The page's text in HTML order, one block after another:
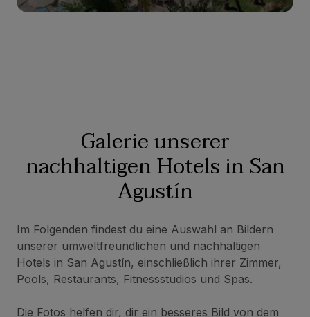
Galerie unserer
nachhaltigen Hotels in San
Agustín
Im Folgenden findest du eine Auswahl an Bildern
unserer umweltfreundlichen und nachhaltigen
Hotels in San Agustín, einschließlich ihrer Zimmer,
Pools, Restaurants, Fitnessstudios und Spas.
Die Fotos helfen dir, dir ein besseres Bild von dem